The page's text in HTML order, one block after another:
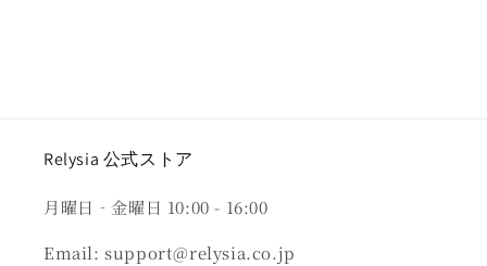
Relysia 公式ストア
月曜日‐金曜日 10:00 - 16:00
Email: support@relysia.co.jp